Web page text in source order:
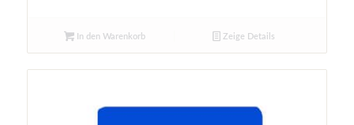
In den Warenkorb Zeige Details